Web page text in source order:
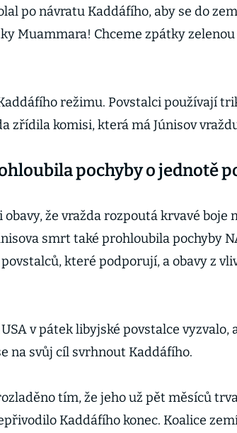
po návratu Kaddáfího, aby se do
Muammara! Chceme zpátky zelenou
režimu. Povstalci používají
zřídila komisi, která má Júnisov
pochyby o jednotě
že vražda rozpoutá krvavé boje
smrt také prohloubila pochyby
které podporují, a obavy z
v pátek libyjské povstalce vyzvalo,
na svůj cíl svrhnout Kaddáfího.
tím, že jeho už pět měsíců
Kaddáfího konec. Koalice